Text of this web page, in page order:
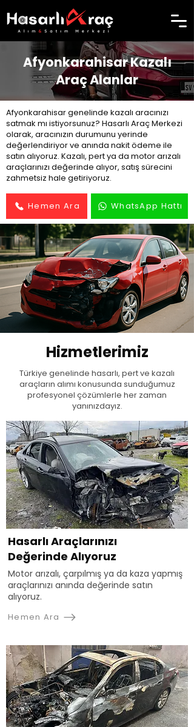
Afyonkarahisar Kazalı
Araç Alanlar
Afyonkarahisar genelinde kazalı aracınızı
satmak mı istiyorsunuz? Hasarlı Araç Merkezi
olarak, aracınızın durumunu yerinde
değerlendiriyor ve anında nakit ödeme ile
satın alıyoruz. Kazalı, pert ya da motor arızalı
araçlarınızı değerinde alıyor, satış sürecini
zahmetsiz hale getiriyoruz.
Hemen Ara WhatsApp Hattı
Hizmetlerimiz
Türkiye genelinde hasarlı, pert ve kazalı
araçların alımı konusunda sunduğumuz
profesyonel çözümlerle her zaman
yanınızdayız.
Hasarlı Araçlarınızı
Değerinde Alıyoruz
Motor arızalı, çarpılmış ya da kaza yapmış
araçlarınızı anında değerinde satın
alıyoruz.
Hemen Ara